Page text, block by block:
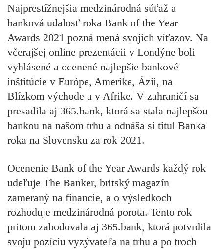
Najprestížnejšia medzinárodná súťaž a
banková udalosť roka Bank of the Year
Awards 2021 pozná mená svojich víťazov. Na
včerajšej online prezentácii v Londýne boli
vyhlásené a ocenené najlepšie bankové
inštitúcie v Európe, Amerike, Ázii, na
Blízkom východe a v Afrike. V zahraničí sa
presadila aj 365.bank, ktorá sa stala najlepšou
bankou na našom trhu a odnáša si titul Banka
roka na Slovensku za rok 2021.
Ocenenie Bank of the Year Awards každý rok
udeľuje The Banker, britský magazín
zameraný na financie, a o výsledkoch
rozhoduje medzinárodná porota. Tento rok
pritom zabodovala aj 365.bank, ktorá potvrdila
svoju pozíciu vyzývateľa na trhu a po troch